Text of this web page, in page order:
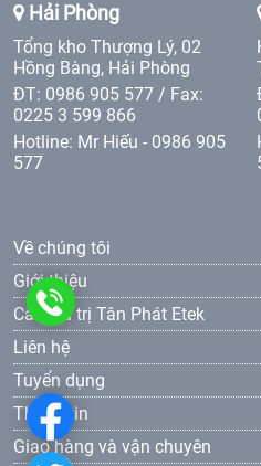
Hải Phòng
Tổng kho Thượng Lý, 02
Hồng Bàng, Hải Phòng
ĐT: 0986 905 577 / Fax:
0225 3 599 866
Hotline: Mr Hiếu - 0986 905
577
Về chúng tôi
Giới thiệu
Các giá trị Tân Phát Etek
Liên hệ
Tuyển dụng
Thông tin
Giao hàng và vận chuyên
0986
577